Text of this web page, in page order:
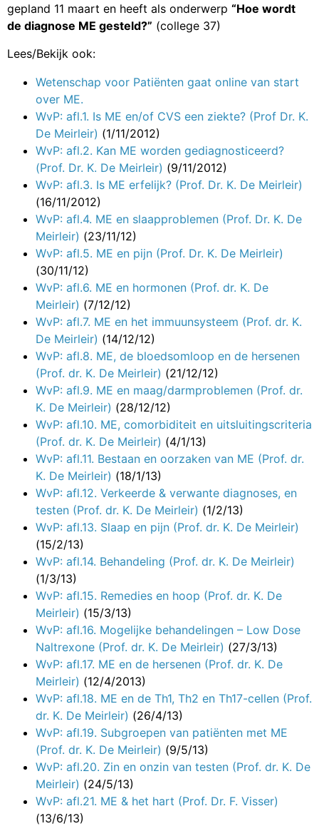
gepland 11 maart en heeft als onderwerp “Hoe wordt
de diagnose ME gesteld?” (college 37)
Lees/Bekijk ook:
Wetenschap voor Patiënten gaat online van start
over ME.
WvP: afl.1. Is ME en/of CVS een ziekte? (Prof Dr. K.
De Meirleir) (1/11/2012)
WvP: afl.2. Kan ME worden gediagnosticeerd?
(Prof. Dr. K. De Meirleir) (9/11/2012)
WvP: afl.3. Is ME erfelijk? (Prof. Dr. K. De Meirleir)
(16/11/2012)
WvP: afl.4. ME en slaapproblemen (Prof. Dr. K. De
Meirleir) (23/11/12)
WvP: afl.5. ME en pijn (Prof. Dr. K. De Meirleir)
(30/11/12)
WvP: afl.6. ME en hormonen (Prof. dr. K. De
Meirleir) (7/12/12)
WvP: afl.7. ME en het immuunsysteem (Prof. dr. K.
De Meirleir) (14/12/12)
WvP: afl.8. ME, de bloedsomloop en de hersenen
(Prof. dr. K. De Meirleir) (21/12/12)
WvP: afl.9. ME en maag/darmproblemen (Prof. dr.
K. De Meirleir) (28/12/12)
WvP: afl.10. ME, comorbiditeit en uitsluitingscriteria
(Prof. dr. K. De Meirleir) (4/1/13)
WvP: afl.11. Bestaan en oorzaken van ME (Prof. dr.
K. De Meirleir) (18/1/13)
WvP: afl.12. Verkeerde & verwante diagnoses, en
testen (Prof. dr. K. De Meirleir) (1/2/13)
WvP: afl.13. Slaap en pijn (Prof. dr. K. De Meirleir)
(15/2/13)
WvP: afl.14. Behandeling (Prof. dr. K. De Meirleir)
(1/3/13)
WvP: afl.15. Remedies en hoop (Prof. dr. K. De
Meirleir) (15/3/13)
WvP: afl.16. Mogelijke behandelingen – Low Dose
Naltrexone (Prof. dr. K. De Meirleir) (27/3/13)
WvP: afl.17. ME en de hersenen (Prof. dr. K. De
Meirleir) (12/4/2013)
WvP: afl.18. ME en de Th1, Th2 en Th17-cellen (Prof.
dr. K. De Meirleir) (26/4/13)
WvP: afl.19. Subgroepen van patiënten met ME
(Prof. dr. K. De Meirleir) (9/5/13)
WvP: afl.20. Zin en onzin van testen (Prof. dr. K. De
Meirleir) (24/5/13)
WvP: afl.21. ME & het hart (Prof. Dr. F. Visser)
(13/6/13)